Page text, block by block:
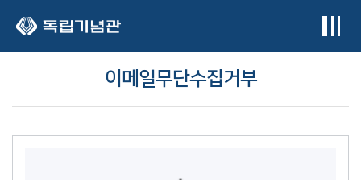
이메일무단수집거부